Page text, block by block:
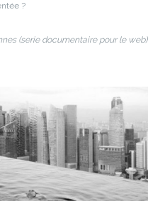
?
(serie documentaire pour le web)